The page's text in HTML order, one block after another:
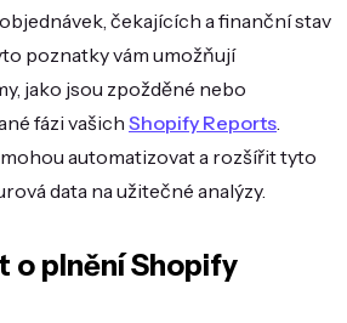
čekajících a finanční stav
poznatky vám umožňují
jako jsou zpožděné nebo
fázi vašichShopify Reports.
automatizovat a rozšířit tyto
data na užitečné analýzy.
o plnění Shopify